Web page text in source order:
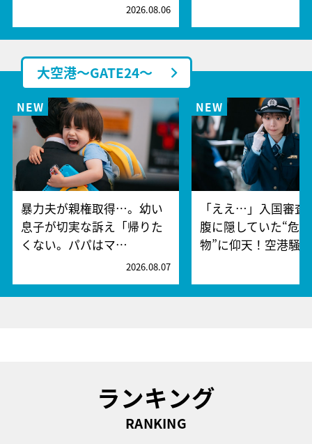
2026.08.06
大空港～GATE24～
暴力夫が親権取得…。幼い
息子が切実な訴え「帰りた
くない。パパはマ…
2026.08.07
「ええ…」入国審査
腹に隠していた“危
物”に仰天！空港騒
ランキング
RANKING